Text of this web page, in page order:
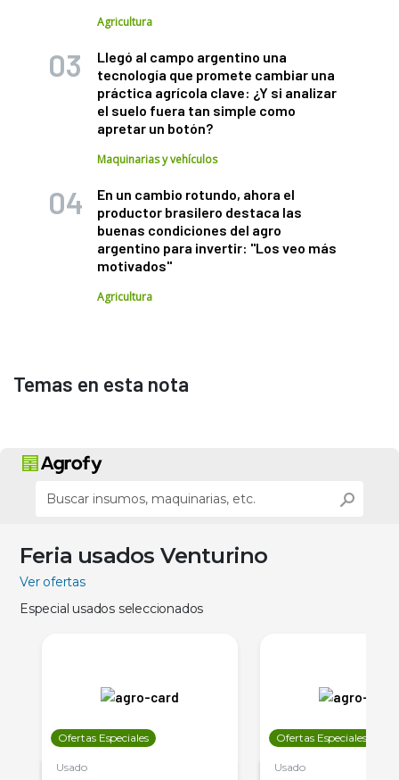
Agricultura
Llegó al campo argentino una
tecnología que promete cambiar una
práctica agrícola clave: ¿Y si analizar
el suelo fuera tan simple como
apretar un botón?
Maquinarias y vehículos
En un cambio rotundo, ahora el
productor brasilero destaca las
buenas condiciones del agro
argentino para invertir: "Los veo más
motivados"
Agricultura
Temas en esta nota
Feria usados Venturino
Ver ofertas
Especial usados seleccionados
Ofertas Especiales
Usado
Ofertas Especiales
Usado